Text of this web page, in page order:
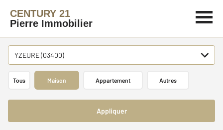
CENTURY 21
Pierre Immobilier
YZEURE (03400)
Tous Maison Appartement Autres
Appliquer